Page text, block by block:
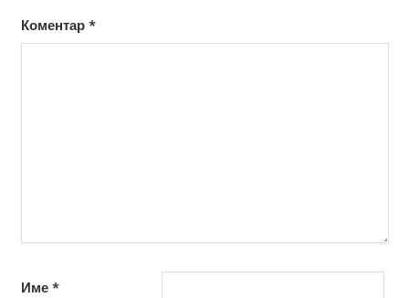
Коментар *
Име *